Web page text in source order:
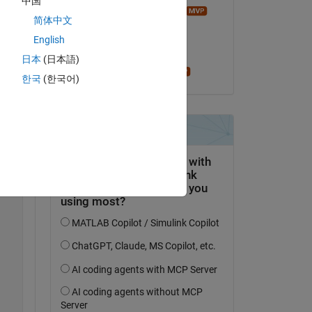
instead of max= 27 for same code
am 16 Okt. 2020
Akzeptiert:
简体中文
English
日本 (日本語)
한국 (한국어)